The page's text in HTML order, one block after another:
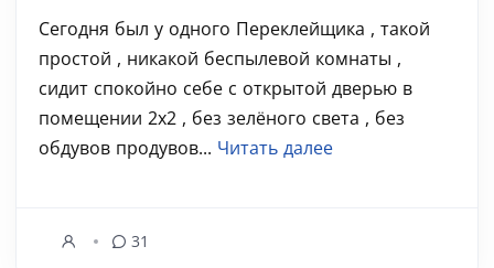
Сегодня был у одного Переклейщика , такой
простой , никакой беспылевой комнаты ,
сидит спокойно себе с открытой дверью в
помещении 2х2 , без зелёного света , без
обдувов продувов... Читать далее
31